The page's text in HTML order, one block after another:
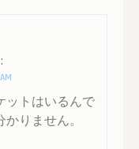
ットはいるんで
りません。